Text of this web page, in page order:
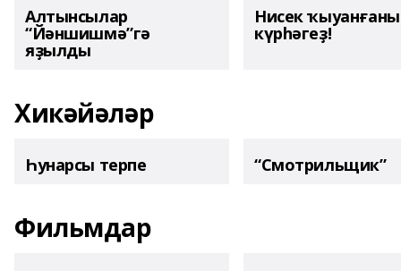
Алтынсылар
“Йәншишмә”гә
яҙылды
Нисек
күрһәгеҙ!
Хикәйәләр
Һунарсы терпе “Смотрильщик”
Фильмдар